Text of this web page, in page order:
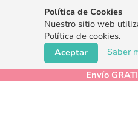
Política de Cookies
Nuestro sitio web
Política de cookies.
Saber
Aceptar
Envío